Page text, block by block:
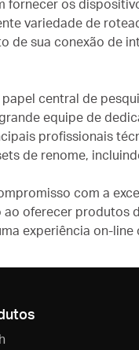
fornecer os
variedade de
de sua conexão de
central de
equipe de
profissionais
de renome,
com a
ao oferecer
experiência on-